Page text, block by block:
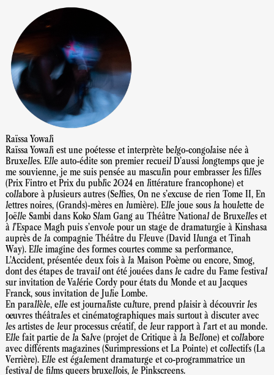
Raïssa Yowali
Raïssa Yowali est une poétesse et interprète belgo-congolaise née à
Bruxelles. Elle auto-édite son premier recueil D’aussi longtemps que je
me souvienne, je me suis pensée au masculin pour embrasser les filles
(Prix Fintro et Prix du public 2024 en littérature francophone) et
collabore à plusieurs autres (Selfies, On ne s’excuse de rien Tome II, En
lettres noires, (Grands)-mères en lumière). Elle joue sous la houlette de
Joëlle Sambi dans Koko Slam Gang au Théâtre National de Bruxelles et
à l’Espace Magh puis s’envole pour un stage de dramaturgie à Kinshasa
auprès de la compagnie Théâtre du Fleuve (David Ilunga et Tinah
Way). Elle imagine des formes courtes comme sa performance,
L’Accident, présentée deux fois à la Maison Poème ou encore, Smog,
dont des étapes de travail ont été jouées dans le cadre du Fame festival
sur invitation de Valérie Cordy pour états du Monde et au Jacques
Franck, sous invitation de Julie Lombe.
En parallèle, elle est journaliste culture, prend plaisir à découvrir les
œuvres théâtrales et cinématographiques mais surtout à discuter avec
les artistes de leur processus créatif, de leur rapport à l’art et au monde.
Elle fait partie de la Salve (projet de Critique à la Bellone) et collabore
avec différents magazines (Surimpressions et La Pointe) et collectifs (La
Verrière). Elle est également dramaturge et co-programmatrice un
festival de films queers bruxellois, le Pinkscreens.